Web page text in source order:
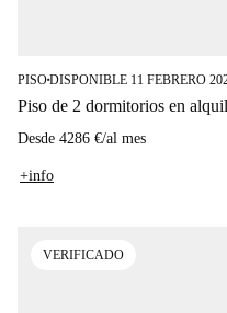
PISO■DISPONIBLE 11 FEBRERO
Piso de 2 dormitorios en
Desde 4286 €/al mes
+info
VERIFICADO